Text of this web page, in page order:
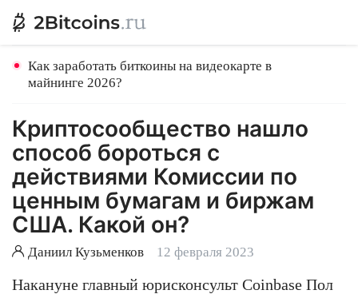
Как заработать биткоины на видеокарте в
майнинге 2026?
Криптосообщество нашло
способ бороться с
действиями Комиссии по
ценным бумагам и биржам
США. Какой он?
Даниил Кузьменков 12 февраля 2023
Накануне главный юрисконсульт Coinbase Пол